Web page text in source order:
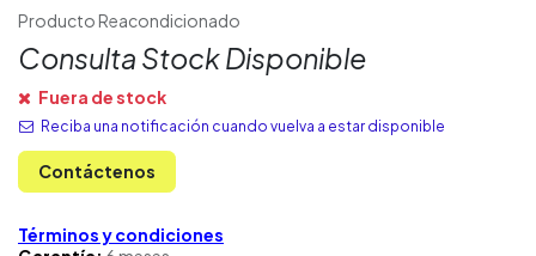
Producto Reacondicionado
Consulta Stock Disponible
Fuera de stock
Reciba una notificación cuando vuelva a estar disponible
Contáctenos
Términos y condiciones